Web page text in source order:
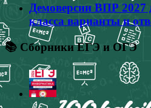
Демоверсии ВПР 2027
класса варианты и
📚 Сборники ЕГЭ и ОГЭ